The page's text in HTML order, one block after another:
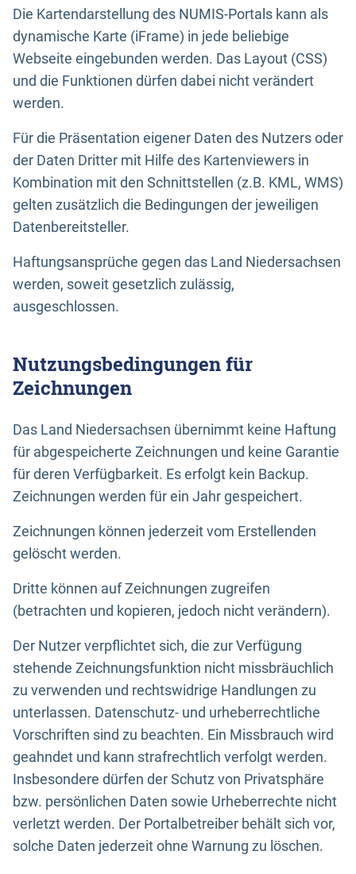
Die Kartendarstellung des NUMIS-Portals kann als
dynamische Karte (iFrame) in jede beliebige
Webseite eingebunden werden. Das Layout (CSS)
und die Funktionen dürfen dabei nicht verändert
werden.
Für die Präsentation eigener Daten des Nutzers oder
der Daten Dritter mit Hilfe des Kartenviewers in
Kombination mit den Schnittstellen (z.B. KML, WMS)
gelten zusätzlich die Bedingungen der jeweiligen
Datenbereitsteller.
Haftungsansprüche gegen das Land Niedersachsen
werden, soweit gesetzlich zulässig,
ausgeschlossen.
Nutzungsbedingungen für
Zeichnungen
Das Land Niedersachsen übernimmt keine Haftung
für abgespeicherte Zeichnungen und keine Garantie
für deren Verfügbarkeit. Es erfolgt kein Backup.
Zeichnungen werden für ein Jahr gespeichert.
Zeichnungen können jederzeit vom Erstellenden
gelöscht werden.
Dritte können auf Zeichnungen zugreifen
(betrachten und kopieren, jedoch nicht verändern).
Der Nutzer verpflichtet sich, die zur Verfügung
stehende Zeichnungsfunktion nicht missbräuchlich
zu verwenden und rechtswidrige Handlungen zu
unterlassen. Datenschutz- und urheberrechtliche
Vorschriften sind zu beachten. Ein Missbrauch wird
geahndet und kann strafrechtlich verfolgt werden.
Insbesondere dürfen der Schutz von Privatsphäre
bzw. persönlichen Daten sowie Urheberrechte nicht
verletzt werden. Der Portalbetreiber behält sich vor,
solche Daten jederzeit ohne Warnung zu löschen.